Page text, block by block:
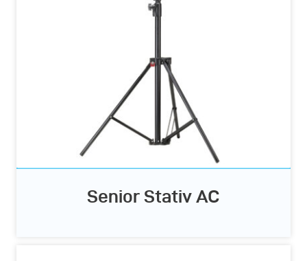
Senior Stativ AC